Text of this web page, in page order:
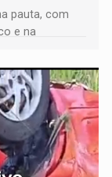
pauta, com
e na